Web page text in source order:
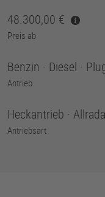
48.300,00
Preis ab
Benzin · Diesel ·
Antrieb
Heckantrieb ·
Antriebsart